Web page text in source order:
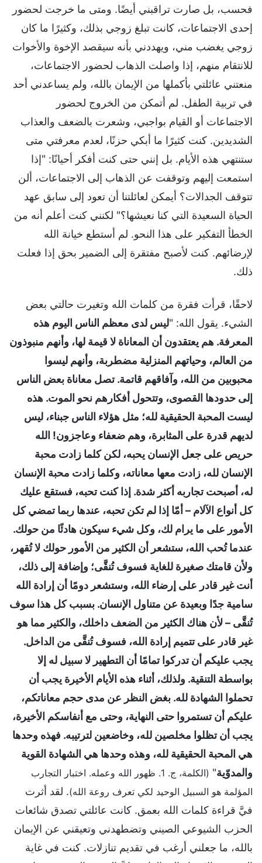
فحسب، بل صارت تراقبني أيضًا. ومتى ما خرجت لحضور
إحدى الاجتماعات، كانت تبلغ زوجي بذلك، وكثيرًا ما كان
زوجي يغضب مني، ويهددني بأنه سيقصد الإخوة والأخوات
للانتقام منهم، إذا واصلت الذهاب لحضور الاجتماعات،
منعتني عائلتي بأكملها من الإيمان بالله، ولم يساعدني أحد
في تربية الطفل. لم أتمكن من الخروج لحضور
الاجتماعات أو القيام بواجبي، وشعرت بالضعف والعذاب
الشديدين. كنت كثيرًا ما أبكي حزنًا، لعدم معرفتي متى
ستنتهي هذه الأيام. بل إنني حتى كنت أفكر أحيانًا: "إذا
استمعت إليهم وتوقفت عن الذهاب إلى الاجتماعات، ألن
تتوقف الجدالات؟ أيمكن لعائلتنا أن تعود إلى سابق عهد
الحياة السعيدة التي كنا نعيشها؟" لكنني كنت أعلم أنه من
الخطأ التفكير على هذا النحو. لم أستطع خيانة الله
لإرضائهم. كنت لأصبح مفتقرة إلى الضمير بحق إذا فعلت
ذلك.
لاحقًا، قرأت فقرة من كلمات الله وتغيرت حالتي بعض
الشيء. يقول الله: "ليس لدى معظم الناس اليوم هذه
المعرفة. هم يعتقدون أن المعاناة لا قيمة لها، وأنهم منبوذون
من العالم، وحياتهم المنزلية مضطربة، وأنهم ليسوا
محبوبين من الله، وآفاقهم قاتمة. تصل معاناة بعض الناس
إلى حدودها القصوى، وتتحول أفكارهم نحو الموت. هذه
ليست المحبة الحقيقية لله؛ مثل هؤلاء الناس جبناء، ليس
لديهم قدرة على المثابرة، وهم ضعفاء وعاجزون! الله
حريص على جعل الإنسان يحبه، لكن كلما زادت محبة
الإنسان لله، زادت معها معاناته، وكلما زادت محبة الإنسان
له، أصبحت تجاربه أكثر شدة. إذا كنت تحبه، فستقع عليك
كل أنواع الآلام – أمّا إذا لم تكن تحبه، عندها ربما تمضي كل
الأمور على ما يرام لك، وكل شيء سيكون هادئًا من حولك.
عندما تُحب الله، ستشعر أن الكثير من الأمور حولك لا تُقهر،
ولأن قامتك صغيرة للغاية فسوف تُنقَّى؛ وإضافة إلى ذلك،
أنت غير قادر على إرضاء الله، وستشعر دومًا أن إرادة الله
سامية جدًا وبعيدة عن متناول الإنسان. بسبب كل هذا سوف
تُنقَّى – لأن هناك الكثير من الضعف داخلك، والكثير مما هو
غير قادر على تتميم إرادة الله، فسوف تُنقَّى من الداخل.
يجب عليكم أن تدركوا تمامًا أن التطهير لا سبيل له إلا
بواسطة التنقية. ولذلك، أثناء هذه الأيام الأخيرة يجب أن
تحملوا الشهادة لله. بغض النظر عن مدى حجم معاناتكم،
عليكم أن تستمروا حتى النهاية، وحتى مع أنفاسكم الأخيرة،
يجب أن تظلوا مخلصين لله، وخاضعين لترتيبه. فهذه وحدها
هي المحبة الحقيقية لله، وهذه وحدها هي الشهادة القوية
والمدوّية"
(الكلمة، ج. 1. ظهور الله وعمله. اختبار التجارب
المؤلمة هو السبيل الوحيد لكي تعرف روعة الله). لقد أثرت
فيَّ قراءة كلمات الله بعمق. كانت عائلتي تصدق شائعات
الحزب الشيوعي الصيني وتضطهدني وتعيقني عن الإيمان
بالله، ما جعلني أرغب في تقديم تنازلات. كنت في غاية